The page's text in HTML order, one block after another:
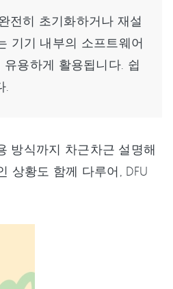
전히 초기화하거나 재설
기기 내부의 소프트웨어
유용하게 활용됩니다. 쉽
.
방식까지 차근차근 설명해
상황도 함께 다루어, DFU